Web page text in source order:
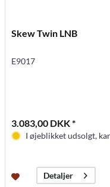
Skew Twin LNB
E9017
3.083,00 DKK *
I øjeblikket udsolgt,
Detaljer